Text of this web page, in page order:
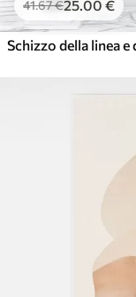
41.67€25.00 €
Schizzo della linea